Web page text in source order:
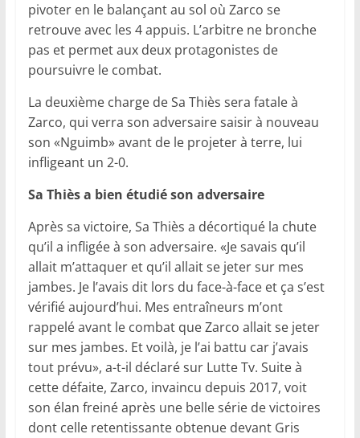
pivoter en le balançant au sol où Zarco se
retrouve avec les 4 appuis. L’arbitre ne bronche
pas et permet aux deux protagonistes de
poursuivre le combat.
La deuxième charge de Sa Thiès sera fatale à
Zarco, qui verra son adversaire saisir à nouveau
son «Nguimb» avant de le projeter à terre, lui
infligeant un 2-0.
Sa Thiès a bien étudié son adversaire
Après sa victoire, Sa Thiès a décortiqué la chute
qu’il a infligée à son adversaire. «Je savais qu’il
allait m’attaquer et qu’il allait se jeter sur mes
jambes. Je l’avais dit lors du face-à-face et ça s’est
vérifié aujourd’hui. Mes entraîneurs m’ont
rappelé avant le combat que Zarco allait se jeter
sur mes jambes. Et voilà, je l’ai battu car j’avais
tout prévu», a-t-il déclaré sur Lutte Tv. Suite à
cette défaite, Zarco, invaincu depuis 2017, voit
son élan freiné après une belle série de victoires
dont celle retentissante obtenue devant Gris